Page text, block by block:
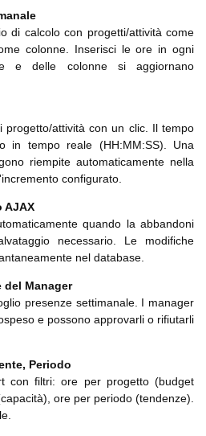
di calcolo con progetti/attività come
colonne. Inserisci le ore in ogni
e delle colonne si aggiornano
progetto/attività con un clic. Il tempo
in tempo reale (HH:MM:SS). Una
riempite automaticamente nella
configurato.
AJAX
quando la abbandoni
necessario. Le modifiche
nel database.
del Manager
presenze settimanale. I manager
e possono approvarli o rifiutarli
Periodo
con filtri: ore per progetto (budget
ore per periodo (tendenze).